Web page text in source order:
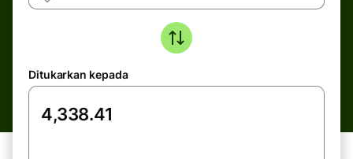
Ditukarkan kepada